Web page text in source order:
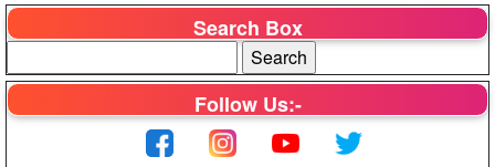
Search Box
Follow Us:-